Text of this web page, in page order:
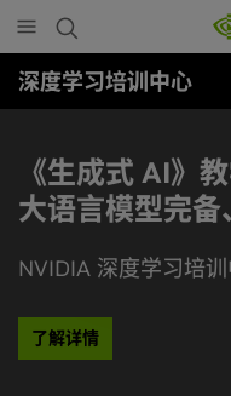
to
main
content
深度学习培训中心
《生成式 AI》
大语言模型完
NVIDIA 深度学习培
了解详情